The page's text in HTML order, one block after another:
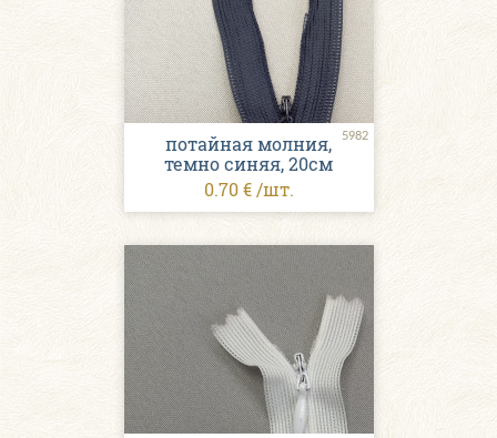
5982
потайная молния,
темно синяя, 20см
0.70 € /шт.